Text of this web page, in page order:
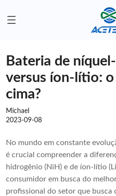
Bateria de
versus íon-lítio:
cima?
Michael
2023-09-08
No mundo em constante
é crucial compreender a
hidrogênio (NiH) e de íon-lítio
consumidor em busca do
profissional do setor que busca